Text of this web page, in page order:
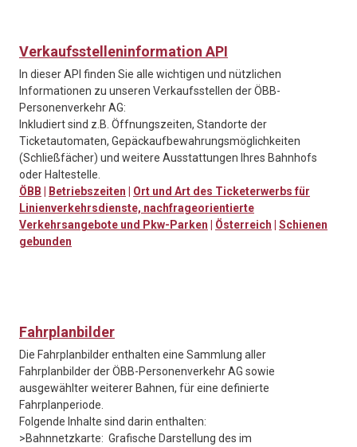
Verkaufsstelleninformation API
In dieser API finden Sie alle wichtigen und nützlichen
Informationen zu unseren Verkaufsstellen der ÖBB-
Personenverkehr AG:
Inkludiert sind z.B. Öffnungszeiten, Standorte der
Ticketautomaten, Gepäckaufbewahrungsmöglichkeiten
(Schließfächer) und weitere Ausstattungen Ihres Bahnhofs
oder Haltestelle.
ÖBB
Betriebszeiten
Ort und Art des Ticketerwerbs für
Linienverkehrsdienste, nachfrageorientierte
Verkehrsangebote und Pkw-Parken
Österreich
Schienen
gebunden
Fahrplanbilder
Die Fahrplanbilder enthalten eine Sammlung aller
Fahrplanbilder der ÖBB-Personenverkehr AG sowie
ausgewählter weiterer Bahnen, für eine definierte
Fahrplanperiode.
Folgende Inhalte sind darin enthalten:
>Bahnnetzkarte: Grafische Darstellung des im